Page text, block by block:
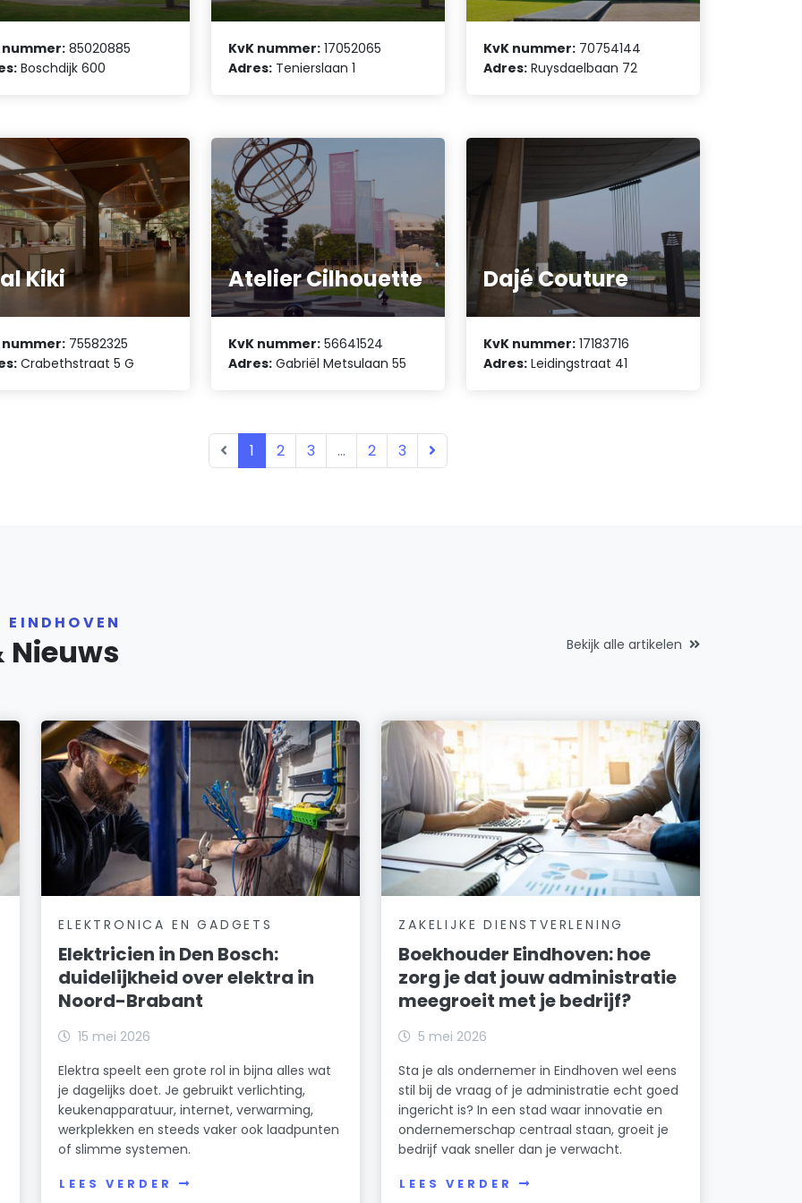
nummer: 85020885
Boschdijk 600
KvK nummer: 17052065
Adres: Tenierslaan 1
KvK nummer: 70754144
Adres: Ruysdaelbaan 72
Kiki
nummer: 75582325
Crabethstraat 5 G
Atelier Cilhouette
KvK nummer: 56641524
Adres: Gabriël Metsulaan 55
Dajé Couture
KvK nummer: 17183716
Adres: Leidingstraat 41
1 2 3 ... 2 3
EINDHOVEN
Nieuws Bekijk alle artikelen
ELEKTRONICA EN GADGETS
Elektricien in Den Bosch:
duidelijkheid over elektra in
Noord-Brabant
15 mei 2026
Elektra speelt een grote rol in bijna alles wat
je dagelijks doet. Je gebruikt verlichting,
keukenapparatuur, internet, verwarming,
werkplekken en steeds vaker ook laadpunten
of slimme systemen.
LEES VERDER
ZAKELIJKE DIENSTVERLENING
Boekhouder Eindhoven: hoe
zorg je dat jouw administratie
meegroeit met je bedrijf?
5 mei 2026
Sta je als ondernemer in Eindhoven wel eens
stil bij de vraag of je administratie echt goed
ingericht is? In een stad waar innovatie en
ondernemerschap centraal staan, groeit je
bedrijf vaak sneller dan je verwacht.
LEES VERDER